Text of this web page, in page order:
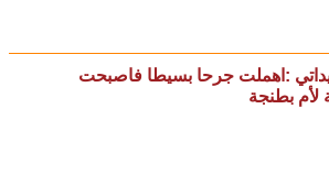
:اهملت جرحا بسيطا فاصبحت
بطنجة